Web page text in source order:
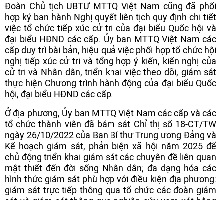
Đoàn Chủ tịch UBTƯ MTTQ Việt Nam cũng đã phối
hợp ký ban hành Nghị quyết liên tịch quy định chi tiết
việc tổ chức tiếp xúc cử tri của đại biểu Quốc hội và
đại biểu HĐND các cấp. Ủy ban MTTQ Việt Nam các
cấp duy trì bài bản, hiệu quả việc phối hợp tổ chức hội
nghị tiếp xúc cử tri và tổng hợp ý kiến, kiến nghị của
cử tri và Nhân dân, triển khai việc theo dõi, giám sát
thực hiện Chương trình hành động của đại biểu Quốc
hội, đại biểu HĐND các cấp.
Ở địa phương, Ủy ban MTTQ Việt Nam các cấp và các
tổ chức thành viên đã bám sát Chỉ thị số 18-CT/TW
ngày 26/10/2022 của Ban Bí thư Trung ương Đảng và
Kế hoạch giám sát, phản biện xã hội năm 2025 để
chủ động triển khai giám sát các chuyên đề liên quan
mật thiết đến đời sống Nhân dân; đa dạng hóa các
hình thức giám sát phù hợp với điều kiện địa phương:
giám sát trực tiếp thông qua tổ chức các đoàn giám